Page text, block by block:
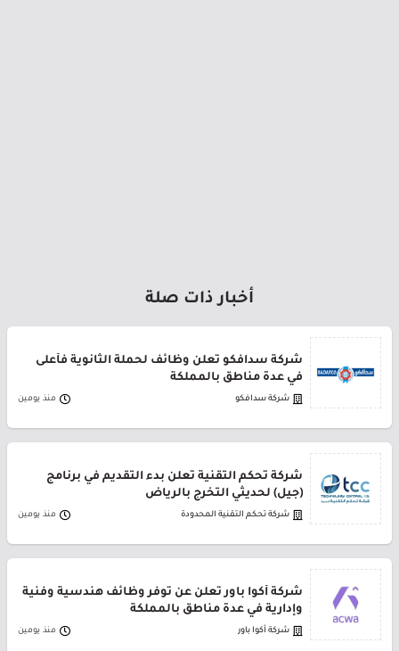
أخبار ذات صلة
شركة سدافكو تعلن وظائف لحملة الثانوية فأعلى
في عدة مناطق بالمملكة
شركة سدافكو منذ يومين
شركة تحكم التقنية تعلن بدء التقديم في برنامج
(جيل) لحديثي التخرج بالرياض
شركة تحكم التقنية المحدودة منذ يومين
شركة أكوا باور تعلن عن توفر وظائف هندسية وفنية
وإدارية في عدة مناطق بالمملكة
شركة أكوا باور منذ يومين